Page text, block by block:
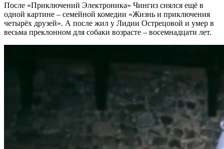
После «Приключений Электроника» Чингиз снялся ещё в
одной картине – семейной комедии «Жизнь и приключения
четырёх друзей». А после жил у Лидии Острецовой и умер в
весьма преклонном для собаки возрасте – восемнадцати лет.